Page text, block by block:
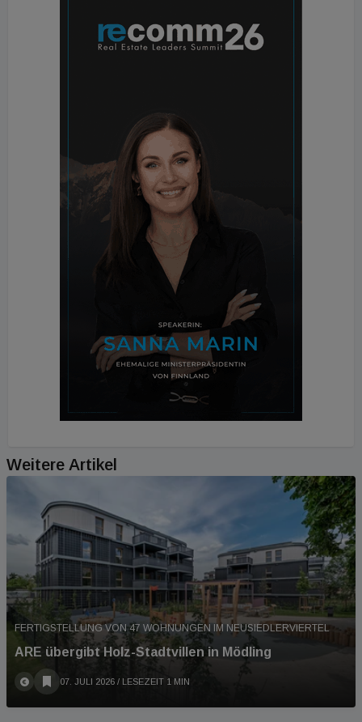
Weitere Artikel
FERTIGSTELLUNG VON 47 WOHNUNGEN IM NEUSIEDLERVIERTEL
ARE übergibt Holz-Stadtvillen in Mödling
07. JULI 2026 / LESEZEIT 1 MIN